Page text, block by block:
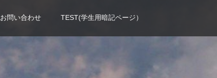
お問い合わせ TEST(学生用暗記ページ）